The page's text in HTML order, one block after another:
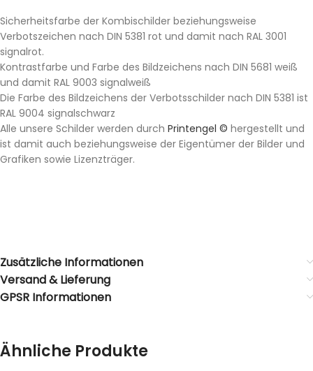
Sicherheitsfarbe der Kombischilder beziehungsweise
Verbotszeichen nach DIN 5381 rot und damit nach RAL 3001
signalrot.
Kontrastfarbe und Farbe des Bildzeichens nach DIN 5681 weiß
und damit RAL 9003 signalweiß
Die Farbe des Bildzeichens der Verbotsschilder nach DIN 5381 ist
RAL 9004 signalschwarz
Alle unsere Schilder werden durch Printengel © hergestellt und
ist damit auch beziehungsweise der Eigentümer der Bilder und
Grafiken sowie Lizenzträger.
Zusätzliche Informationen
Versand & Lieferung
GPSR Informationen
Ähnliche Produkte